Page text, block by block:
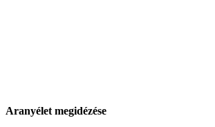
Aranyélet megidézése